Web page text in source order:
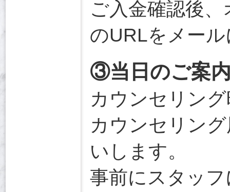
ご入金確認後
のURLをメー
③当日のご案
カウンセリン
カウンセリン
いします。
事前にスタッ